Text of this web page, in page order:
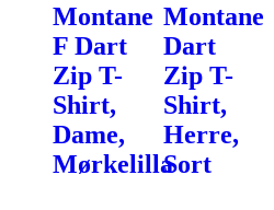
Montane
F Dart
Zip T-
Shirt,
Dame,
Mørkelilla
Montane
Dart
Zip T-
Shirt,
Herre,
Sort